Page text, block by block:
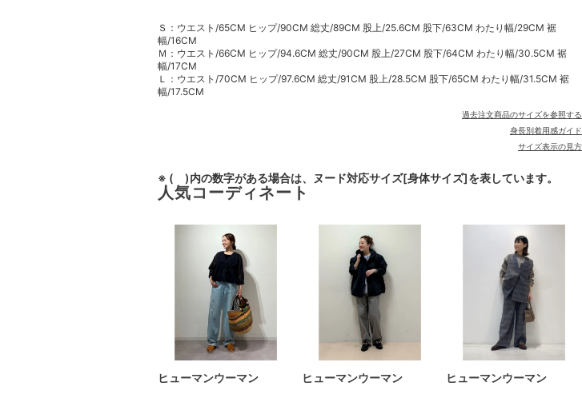
Ｓ：ウエスト/65CM ヒップ/90CM 総丈/89CM 股上/25.6CM 股下/63CM わたり幅/29CM 裾
幅/16CM
Ｍ：ウエスト/66CM ヒップ/94.6CM 総丈/90CM 股上/27CM 股下/64CM わたり幅/30.5CM 裾
幅/17CM
Ｌ：ウエスト/70CM ヒップ/97.6CM 総丈/91CM 股上/28.5CM 股下/65CM わたり幅/31.5CM 裾
幅/17.5CM
過去注文商品のサイズを参照する
身長別着用感ガイド
サイズ表示の見方
※ ( )内の数字がある場合は、ヌード対応サイズ[身体サイズ]を表しています。
人気コーディネート
ヒューマンウーマン ヒューマンウーマン ヒューマンウーマン